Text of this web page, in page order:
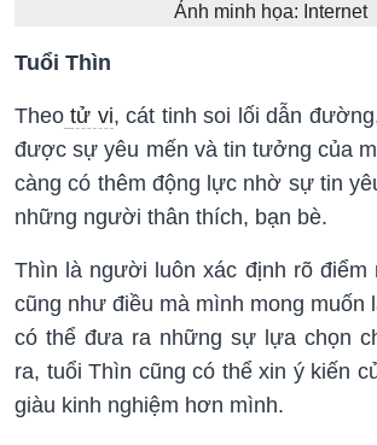
Ảnh minh họa: Internet
Tuổi Thìn
Theo tử vi, cát tinh soi lối dẫn
được sự yêu mến và tin tưởng của
càng có thêm động lực nhờ sự tin
những người thân thích, bạn bè.
Thìn là người luôn xác định rõ điểm
cũng như điều mà mình mong muốn
có thể đưa ra những sự lựa chọn
ra, tuổi Thìn cũng có thể xin ý kiến
giàu kinh nghiệm hơn mình.